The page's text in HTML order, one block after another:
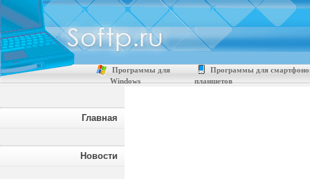
Программы для
Windows
Программы для
планшетов
Главная
Новости